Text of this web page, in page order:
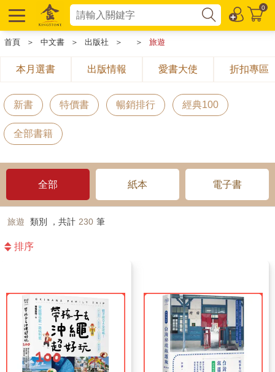
0
首頁 ＞ 中文書 ＞ 出版社 ＞ ＞ 旅遊
本月選書 出版情報 愛書大使 折扣專區
新書 特價書 暢銷排行 經典100
全部書籍
全部 紙本 電子書
旅遊 類別 ，共計 230 筆
排序